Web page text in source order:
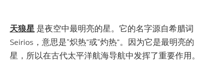
天狼星 是夜空中最明亮的星。它的名字源自希腊词
Seirios，意思是“炽热”或“灼热”。因为它是最明亮的
星，所以在古代太平洋航海导航中发挥了重要作用。